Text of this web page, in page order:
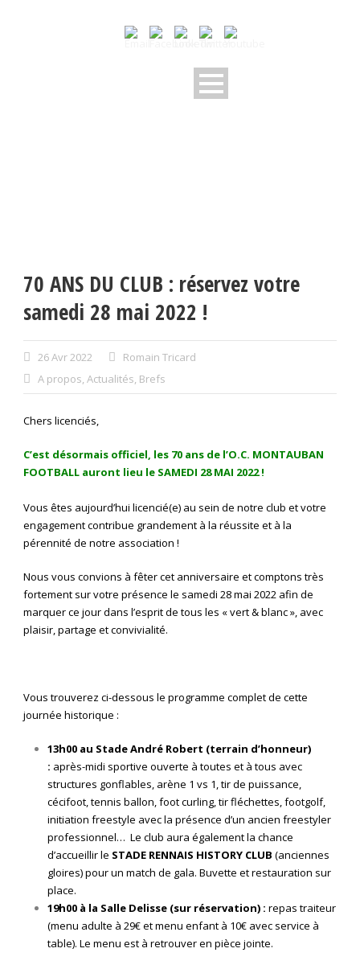
70 ANS DU CLUB : réservez votre
samedi 28 mai 2022 !
26 Avr 2022
Romain Tricard
A propos, Actualités, Brefs
Chers licenciés,
C’est désormais officiel, les 70 ans de l’O.C. MONTAUBAN
FOOTBALL auront lieu le SAMEDI 28 MAI 2022 !
Vous êtes aujourd’hui licencié(e) au sein de notre club et votre
engagement contribue grandement à la réussite et à la
pérennité de notre association !
Nous vous convions à fêter cet anniversaire et comptons très
fortement sur votre présence le samedi 28 mai 2022 afin de
marquer ce jour dans l’esprit de tous les « vert & blanc », avec
plaisir, partage et convivialité.
Vous trouverez ci-dessous le programme complet de cette
journée historique :
13h00 au Stade André Robert (terrain d’honneur)
: après-midi sportive ouverte à toutes et à tous avec
structures gonflables, arène 1 vs 1, tir de puissance,
cécifoot, tennis ballon, foot curling, tir fléchettes, footgolf,
initiation freestyle avec la présence d’un ancien freestyler
professionnel… Le club aura également la chance
d’accueillir le STADE RENNAIS HISTORY CLUB (anciennes
gloires) pour un match de gala. Buvette et restauration sur
place.
19h00 à la Salle Delisse (sur réservation) : repas traiteur
(menu adulte à 29€ et menu enfant à 10€ avec service à
table). Le menu est à retrouver en pièce jointe.